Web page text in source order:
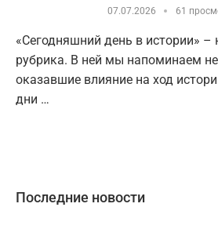
07.07.2026 61
«Сегодняшний день в истории»
рубрика. В ней мы напоминаем
оказавшие влияние на ход
дни …
Последние новости